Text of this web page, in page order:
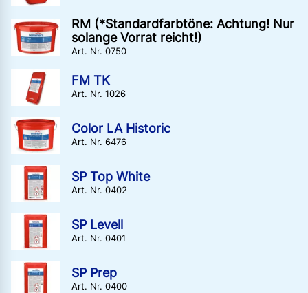
RM (*Standardfarbtöne: Achtung! Nur
solange Vorrat reicht!)
Art. Nr. 0750
FM TK
Art. Nr. 1026
Color LA Historic
Art. Nr. 6476
SP Top White
Art. Nr. 0402
SP Levell
Art. Nr. 0401
SP Prep
Art. Nr. 0400